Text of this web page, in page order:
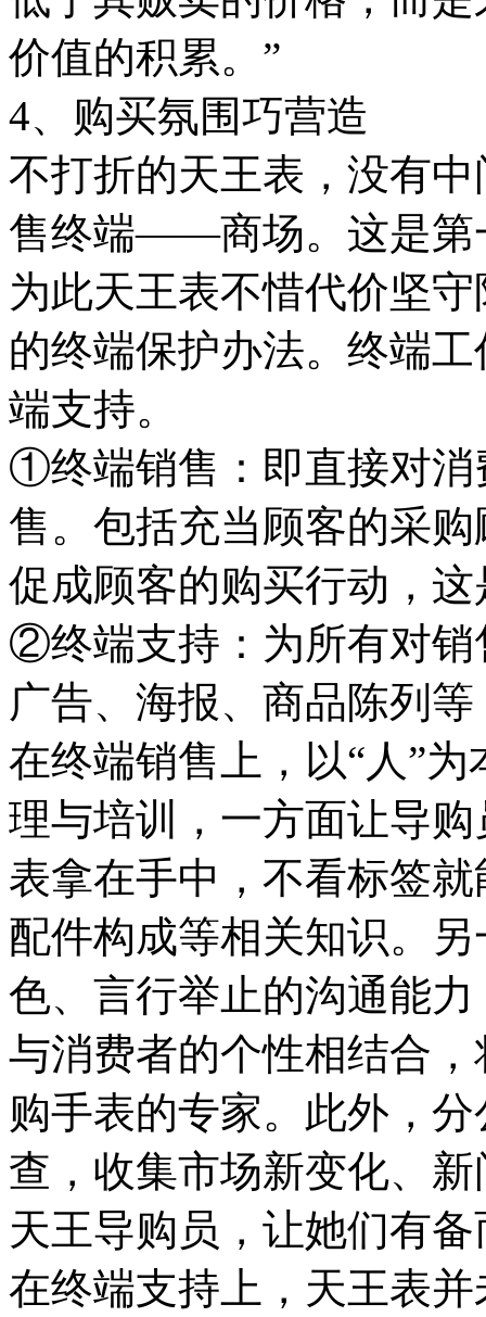
价值的积累。”
4、购买氛围巧营造
不打折的天王表，没有
售终端——商场。这是第
为此天王表不惜代价坚
的终端保护办法。终端
端支持。
①终端销售：即直接对消
售。包括充当顾客的采
促成顾客的购买行动，
②终端支持：为所有对销
广告、海报、商品陈列
在终端销售上，以“人”
理与培训，一方面让导
表拿在手中，不看标签
配件构成等相关知识。
色、言行举止的沟通能
与消费者的个性相结合
购手表的专家。此外，
查，收集市场新变化、
天王导购员，让她们有
在终端支持上，天王表